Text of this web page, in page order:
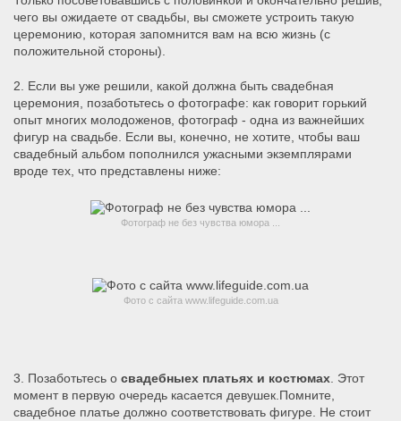
чего вы ожидаете от свадьбы, вы сможете устроить такую
церемонию, которая запомнится вам на всю жизнь (с
положительной стороны).
2. Если вы уже решили, какой должна быть свадебная
церемония, позаботьтесь о фотографе: как говорит горький
опыт многих молодоженов, фотограф - одна из важнейших
фигур на свадьбе.
Если вы, конечно, не хотите, чтобы ваш
свадебный альбом пополнился ужасными экземплярами
вроде тех, что представлены ниже:
Фотограф не без чувства юмора ...
Фото с сайта www.lifeguide.com.ua
3. Позаботьтесь о свадебныех платьях и костюмах Этот
момент в первую очередь касается девушек. Помните,
свадебное платье должно соответствовать фигуре.
Не стоит